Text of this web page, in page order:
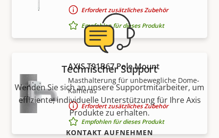
Erfordert zusätzliches Zubehör
Empfohlen für dieses Produkt
AXIS T91B67 Pole Mount
Masthalterung für unbewegliche Dome-
Kameras
Erfordert zusätzliches Zubehör
Empfohlen für dieses Produkt
Technischer Support
Wenden Sie sich an unsere Supportmitarbeiter, um
effiziente, individuelle Unterstützung für Ihre Axis
Produkte zu erhalten.
KONTAKT AUFNEHMEN